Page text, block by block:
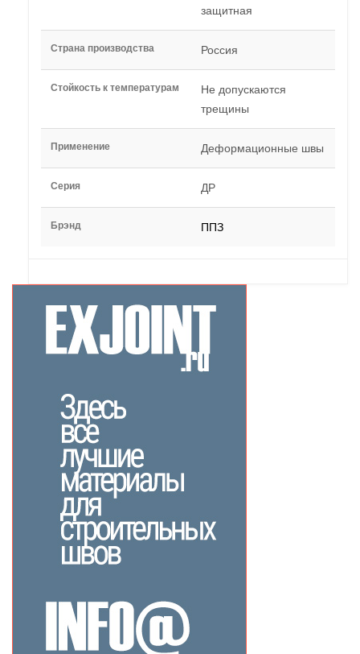
защитная
Страна производства Россия
Стойкость к температурам
Не допускаются
трещины
Применение Деформационные швы
Серия ДР
Брэнд ППЗ